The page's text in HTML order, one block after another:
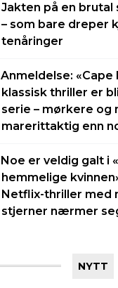
Jakten på en
– som bare dreper
tenåringer
Anmeldelse: «Cape
klassisk thriller er
serie – mørkere og
marerittaktig enn
Noe er veldig galt i
hemmelige
Netflix-thriller med
stjerner nærmer
NYTT